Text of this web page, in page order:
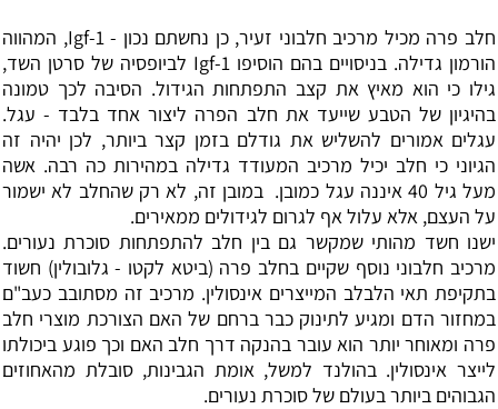
חלב פרה מכיל מרכיב חלבוני זעיר, כן נחשתם נכון - Igf-1, המהווה
הורמון גדילה. בניסויים בהם הוסיפו Igf-1 לביופסיה של סרטן השד,
גילו כי הוא מאיץ את קצב התפתחות הגידול. הסיבה לכך טמונה
בהיגיון של הטבע שייעד את חלב הפרה ליצור אחד בלבד - עגל.
עגלים אמורים להשליש את גודלם בזמן קצר ביותר, לכן יהיה זה
הגיוני כי חלב יכיל מרכיב המעודד גדילה במהירות כה רבה. אשה
מעל גיל 40 איננה עגל כמובן. במובן זה, לא רק שהחלב לא ישמור
על העצם, אלא עלול אף לגרום לגידולים ממאירים.
ישנו חשד מהותי שמקשר גם בין חלב להתפתחות סוכרת נעורים.
מרכיב חלבוני נוסף שקיים בחלב פרה (ביטא לקטו - גלובולין) חשוד
בתקיפת תאי הלבלב המייצרים אינסולין. מרכיב זה מסתובב כעב"ם
במחזור הדם ומגיע לתינוק כבר ברחם של האם הצורכת מוצרי חלב
פרה ומאוחר יותר הוא עובר בהנקה דרך חלב האם וכך פוגע ביכולתו
לייצר אינסולין. בהולנד למשל, אומת הגבינות, סובלת מהאחוזים
הגבוהים ביותר בעולם של סוכרת נעורים.